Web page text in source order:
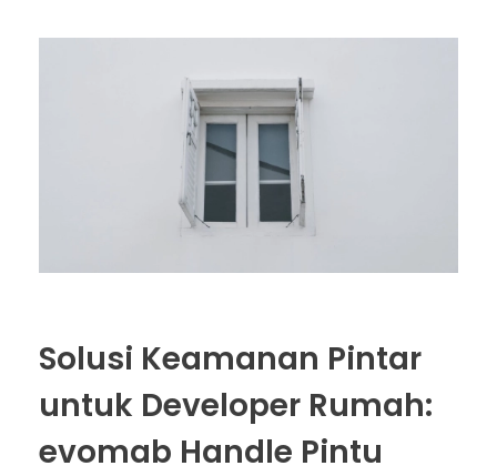
Solusi Keamanan Pintar
untuk Developer Rumah:
evomab Handle Pintu